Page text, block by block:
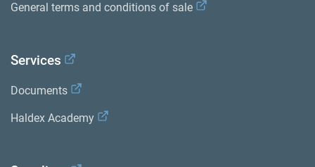
General terms and conditions of sale
Services
Documents
Haldex Academy